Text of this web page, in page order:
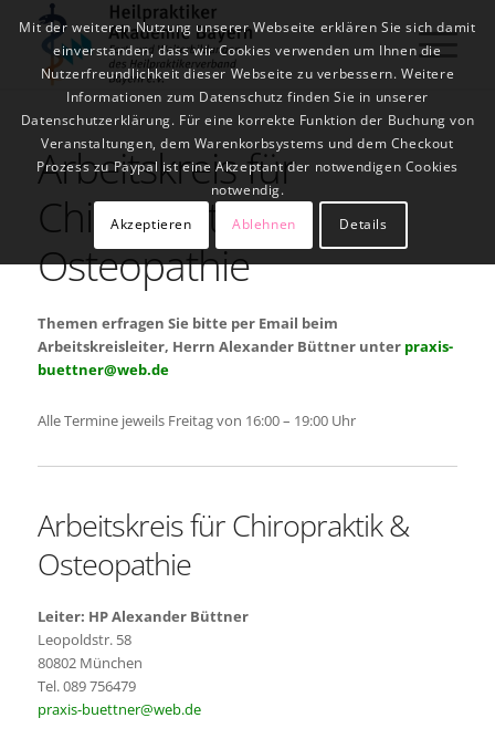
Arbeitskreis für
Chiropraktik &
Osteopathie
Themen erfragen Sie bitte per Email beim
Arbeitskreisleiter, Herrn Alexander Büttner unter praxis-
buettner@web.de
Alle Termine jeweils Freitag von 16:00 – 19:00 Uhr
Arbeitskreis für Chiropraktik &
Osteopathie
Leiter: HP Alexander Büttner
Leopoldstr. 58
80802 München
Tel. 089 756479
praxis-buettner@web.de
Mit der weiteren Nutzung unserer Webseite erklären Sie sich damit
einverstanden, dass wir Cookies verwenden um Ihnen die
Nutzerfreundlichkeit dieser Webseite zu verbessern. Weitere
Informationen zum Datenschutz finden Sie in unserer
Datenschutzerklärung. Für eine korrekte Funktion der Buchung von
Veranstaltungen, dem Warenkorbsystems und dem Checkout
Prozess zu Paypal ist eine Akzeptant der notwendigen Cookies
notwendig.
Akzeptieren
Ablehnen Details